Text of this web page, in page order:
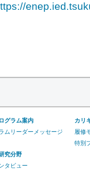
グラム案内
ムリーダーメッセージ
究分野
タビュー
カリ
履修
特別